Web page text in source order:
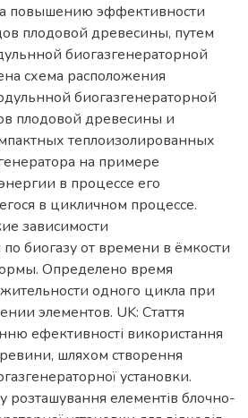
повышению эффективности
плодовой древесины, путем
биогазгенераторной
схема расположения
биогазгенераторной
плодовой древесины и
теплоизолированных
на примере
в процессе его
в цикличном процессе.
зависимости
биогазу от времени в ёмкости
Определено время
одного цикла при
элементов. UK: Стаття
ефективності використання
шляхом створення
установки.
розташування елементів блочно-